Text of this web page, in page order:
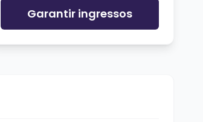
Garantir ingressos